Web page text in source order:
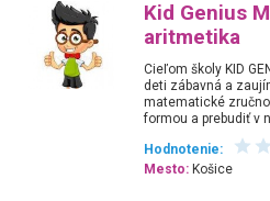
Kid Genius
aritmetika
Cieľom školy KID
deti zábavná a
matematické
formou a prebudiť v
Hodnotenie:
Mesto: Košice